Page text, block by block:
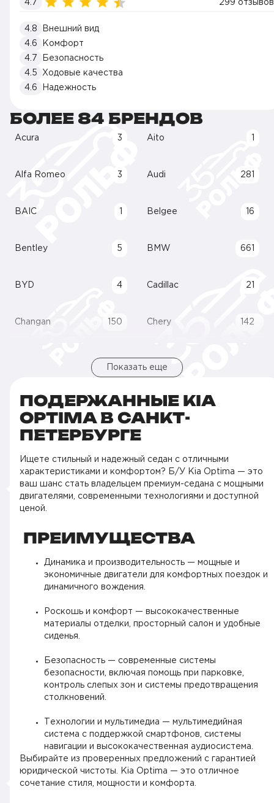
4.7 299 отзывов
4.8
Внешний вид
4.6
Комфорт
4.7
Безопасность
4.5
Ходовые качества
4.6
Надежность
БОЛЕЕ 84 БРЕНДОВ
Acura 3 Aito
Alfa Romeo 3 Audi 281
BAIC Belgee 16
Bentley 5 BMW 661
BYD 4 Cadillac 21
Changan 150 Chery 142
Показать еще
ПОДЕРЖАННЫЕ KIA
OPTIMA В САНКТ-
ПЕТЕРБУРГЕ
Ищете стильный и надежный седан с отличными
характеристиками и комфортом? Б/У Kia Optima — это
ваш шанс стать владельцем премиум-седана с мощными
двигателями, современными технологиями и доступной
ценой.
ПРЕИМУЩЕСТВА
Динамика и производительность — мощные и
экономичные двигатели для комфортных поездок и
динамичного вождения.
Роскошь и комфорт — высококачественные
материалы отделки, просторный салон и удобные
сиденья.
Безопасность — современные системы
безопасности, включая помощь при парковке,
контроль слепых зон и системы предотвращения
столкновений.
Технологии и мультимедиа — мультимедийная
система с поддержкой смартфонов, системы
навигации и высококачественная аудиосистема.
Выбирайте из проверенных предложений с гарантией
юридической чистоты. Kia Optima — это отличное
сочетание стиля, мощности и комфорта.